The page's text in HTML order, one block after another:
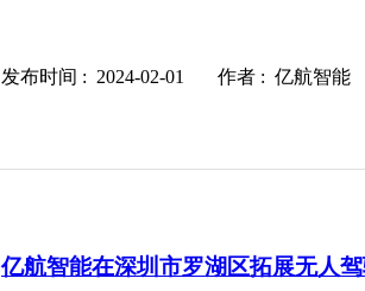
发布时间 : 2024-02-01 作者 : 亿航智能
亿航智能在深圳市罗湖区拓展无人